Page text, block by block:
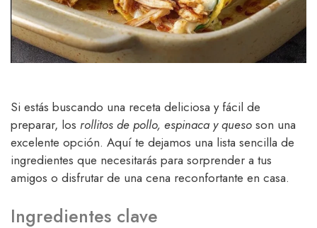
Si estás buscando una receta deliciosa y fácil de
preparar, los rollitos de pollo, espinaca y queso son una
excelente opción. Aquí te dejamos una lista sencilla de
ingredientes que necesitarás para sorprender a tus
amigos o disfrutar de una cena reconfortante en casa.
Ingredientes clave